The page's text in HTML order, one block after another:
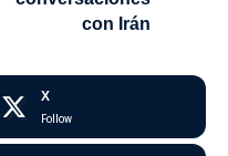
con Irán
X
Follow